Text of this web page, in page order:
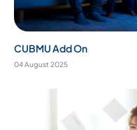
CUBMU Add On
04 August 2025